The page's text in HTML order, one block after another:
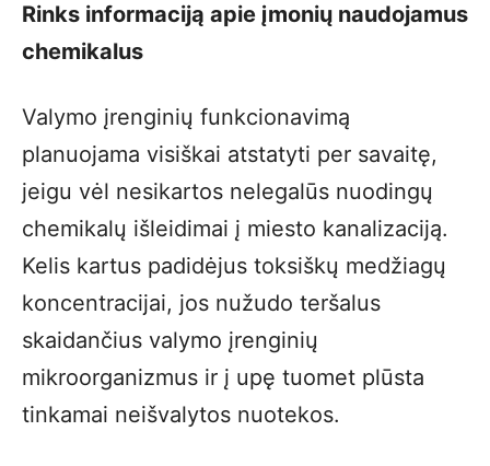
Rinks informaciją apie įmonių naudojamus
chemikalus
Valymo įrenginių funkcionavimą
planuojama visiškai atstatyti per savaitę,
jeigu vėl nesikartos nelegalūs nuodingų
chemikalų išleidimai į miesto kanalizaciją.
Kelis kartus padidėjus toksiškų medžiagų
koncentracijai, jos nužudo teršalus
skaidančius valymo įrenginių
mikroorganizmus ir į upę tuomet plūsta
tinkamai neišvalytos nuotekos.